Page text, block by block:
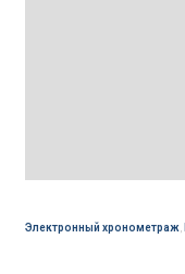
Электронный хронометраж,